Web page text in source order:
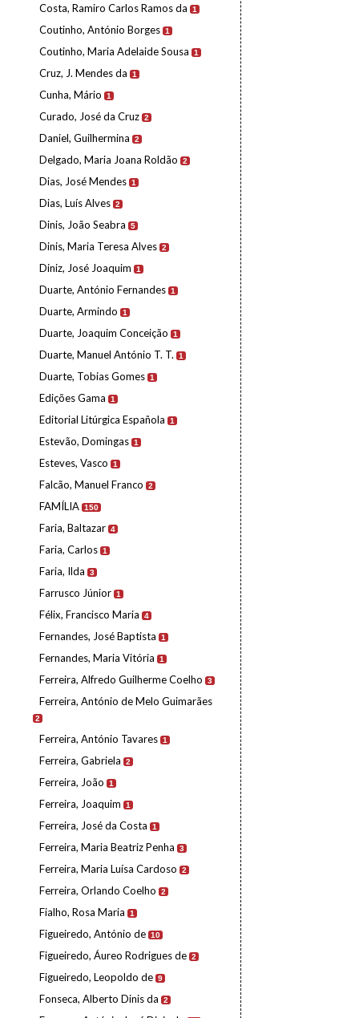
Costa, Ramiro Carlos Ramos da 1
Coutinho, António Borges 1
Coutinho, Maria Adelaide Sousa 1
Cruz, J. Mendes da 1
Cunha, Mário 1
Curado, José da Cruz 2
Daniel, Guilhermina 2
Delgado, Maria Joana Roldão 2
Dias, José Mendes 1
Dias, Luís Alves 2
Dinis, João Seabra 5
Dinis, Maria Teresa Alves 2
Diniz, José Joaquim 1
Duarte, António Fernandes 1
Duarte, Armindo 1
Duarte, Joaquim Conceição 1
Duarte, Manuel António T. T. 1
Duarte, Tobias Gomes 1
Edições Gama 1
Editorial Litúrgica Española 1
Estevão, Domingas 1
Esteves, Vasco 1
Falcão, Manuel Franco 2
FAMÍLIA 150
Faria, Baltazar 4
Faria, Carlos 1
Faria, Ilda 3
Farrusco Júnior 1
Félix, Francisco Maria 4
Fernandes, José Baptista 1
Fernandes, Maria Vitória 1
Ferreira, Alfredo Guilherme Coelho 3
Ferreira, António de Melo Guimarães
2
Ferreira, António Tavares 1
Ferreira, Gabriela 2
Ferreira, João 1
Ferreira, Joaquim 1
Ferreira, José da Costa 1
Ferreira, Maria Beatriz Penha 3
Ferreira, Maria Luísa Cardoso 2
Ferreira, Orlando Coelho 2
Fialho, Rosa Maria 1
Figueiredo, António de 10
Figueiredo, Áureo Rodrigues de 2
Figueiredo, Leopoldo de 9
Fonseca, Alberto Dinis da 2